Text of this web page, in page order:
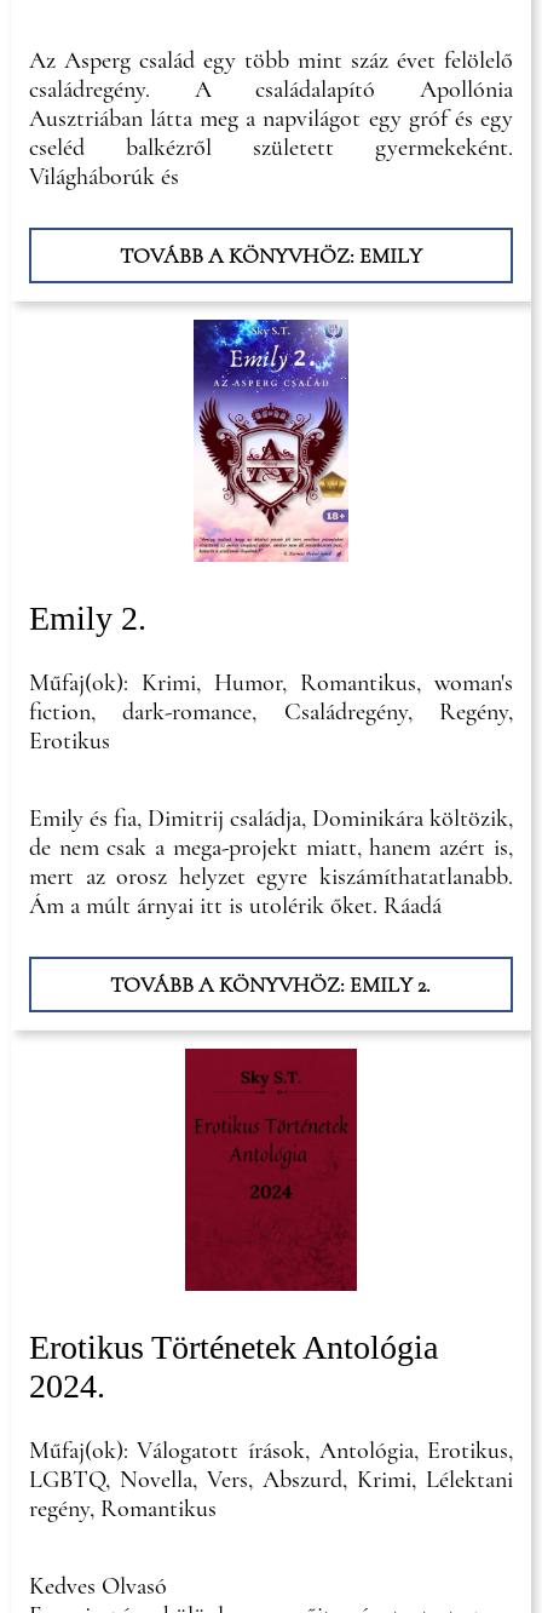
Az Asperg család egy több mint száz évet felölelő
családregény. A családalapító Apollónia
Ausztriában látta meg a napvilágot egy gróf és egy
cseléd balkézről született gyermekeként.
Világháborúk és
TOVÁBB A KÖNYVHÖZ: EMILY
Emily 2.
Műfaj(ok): Krimi, Humor, Romantikus, woman's
fiction, dark-romance, Családregény, Regény,
Erotikus
Emily és fia, Dimitrij családja, Dominikára költözik,
de nem csak a mega-projekt miatt, hanem azért is,
mert az orosz helyzet egyre kiszámíthatatlanabb.
Ám a múlt árnyai itt is utolérik őket. Ráadá
TOVÁBB A KÖNYVHÖZ: EMILY 2.
Erotikus Történetek Antológia
2024.
Műfaj(ok): Válogatott írások, Antológia, Erotikus,
LGBTQ, Novella, Vers, Abszurd, Krimi, Lélektani
regény, Romantikus
Kedves Olvasó